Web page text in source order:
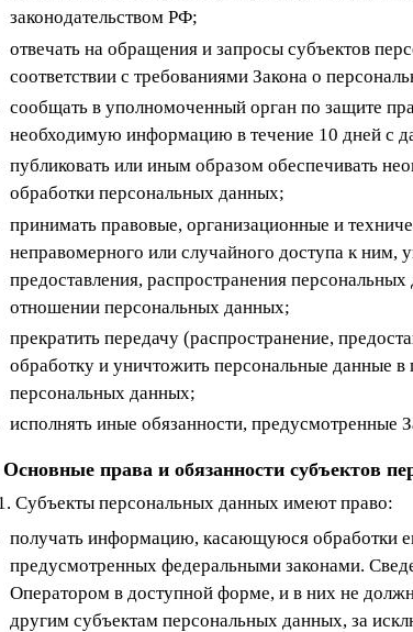
законодательством РФ;
отвечать на обращения и запросы субъектов
соответствии с требованиями Закона о
сообщать в уполномоченный орган по защите
необходимую информацию в течение 10 дней с
публиковать или иным образом обеспечивать
обработки персональных данных;
принимать правовые, организационные и
неправомерного или случайного доступа к ним,
предоставления, распространения
отношении персональных данных;
прекратить передачу (распространение,
обработку и уничтожить персональные данные
персональных данных;
исполнять иные обязанности, предусмотренные
права и обязанности субъектов
Субъекты персональных данных имеют право:
получать информацию, касающуюся обработки
предусмотренных федеральными законами.
Оператором в доступной форме, и в них не
другим субъектам персональных данных, за